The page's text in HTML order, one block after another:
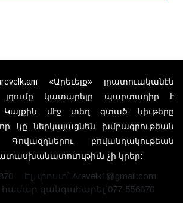
«Արեւելք» լրատուականէն
յղումը կատարելը պարտադիր է
Կայքին մէջ տեղ գտած նիւթերը
կը ներկայացնեն խմբագրութեան
Գովազդներու բովանդակութեան
չի կրեր:
Էլ. փոստ՝ Arevelk1@gmail.com
զանգահարել`077-556870